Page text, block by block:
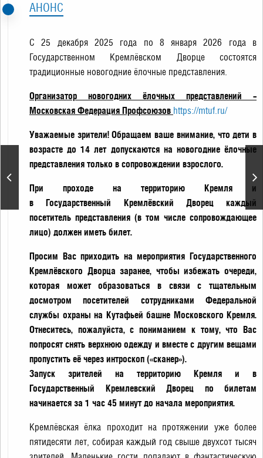
«Щелкунчик».
всей семьи
АНОНС
С 25 декабря 2025 года по 8 января 2026 года в
Государственном Кремлёвском Дворце состоятся
традиционные новогодние ёлочные представления.
Организатор новогодних ёлочных представлений –
Московская Федерация Профсоюзов https://mtuf.ru/
Уважаемые зрители! Обращаем ваше внимание, что дети в
возрасте до 14 лет допускаются на новогодние ёлочные
представления только в сопровождении взрослого.
При проходе на территорию Кремля и
в Государственный Кремлёвский Дворец каждый
посетитель представления (в том числе сопровождающее
лицо) должен иметь билет.
Просим Вас приходить на мероприятия Государственного
Кремлёвского Дворца заранее, чтобы избежать очереди,
которая может образоваться в связи с тщательным
досмотром посетителей сотрудниками Федеральной
службы охраны на Кутафьей башне Московского Кремля.
Отнеситесь, пожалуйста, с пониманием к тому, что Вас
попросят снять верхнюю одежду и вместе с другим вещами
пропустить её через интроскоп («сканер»).
Запуск зрителей на территорию Кремля и в
Государственный Кремлевский Дворец по билетам
начинается за 1 час 45 минут до начала мероприятия.
Кремлёвская ёлка проходит на протяжении уже более
пятидесяти лет, собирая каждый год свыше двухсот тысяч